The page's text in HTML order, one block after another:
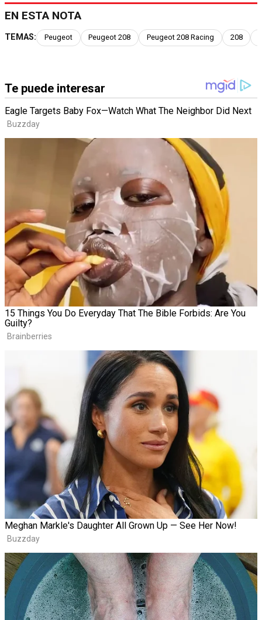
EN ESTA NOTA
TEMAS: Peugeot Peugeot 208 Peugeot 208 Racing 208